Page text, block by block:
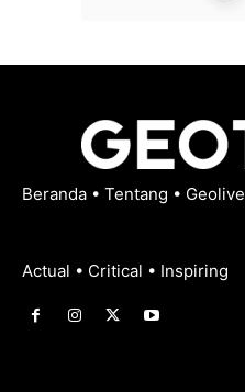
Beranda • Tentang • Geolive
Actual • Critical • Inspiring